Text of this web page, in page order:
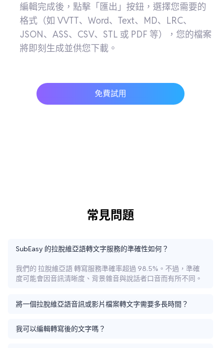
編輯完成後，點擊「匯出」按鈕，選擇您需要的
格式（如 VVTT、Word、Text、MD、LRC、
JSON、ASS、CSV、STL 或 PDF 等），您的檔案
將即刻生成並供您下載。
免費試用
常見問題
SubEasy 的拉脫維亞語轉文字服務的準確性如何？
我們的 拉脫維亞語 轉寫服務準確率超過 98.5%。不過，準確
度可能會因音訊清晰度、背景雜音與說話者口音而有所不同。
將一個拉脫維亞語音訊或影片檔案轉文字需要多長時間？
我可以編輯轉寫後的文字嗎？